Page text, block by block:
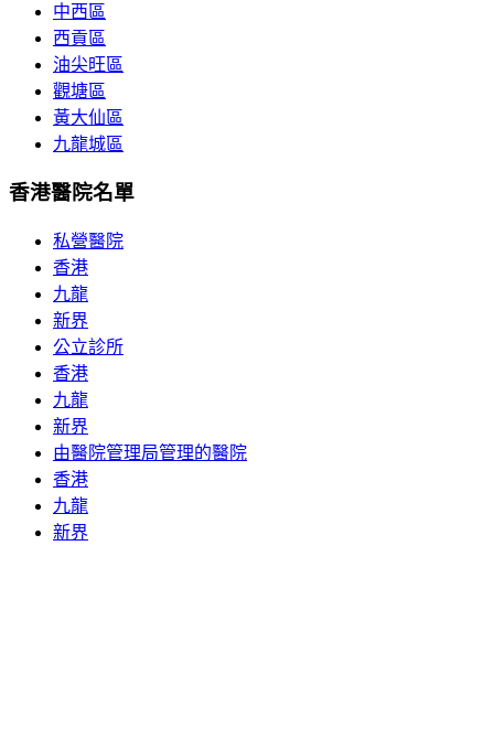
中西區
西貢區
油尖旺區
觀塘區
黃大仙區
九龍城區
香港醫院名單
私營醫院
香港
九龍
新界
公立診所
香港
九龍
新界
由醫院管理局管理的醫院
香港
九龍
新界